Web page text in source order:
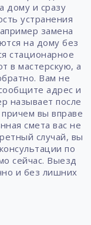
дому и сразу
устранения
замена
на дому без
стационарное
в мастерскую, а
Вам не
адрес и
называет после
вы вправе
смета вас не
случай, вы
по
сейчас. Выезд
и без лишних